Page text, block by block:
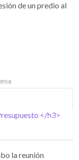
de un predio al
la reunión